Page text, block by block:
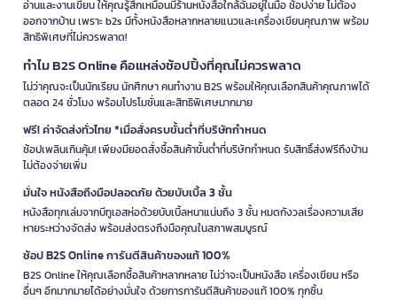
อ่านและงานเขียน ให้คุณรู้สึกเหมือนมีร้านหนังสือใกล้ฉันอยู่ในมือ ช้อปง่าย ไม่ต้อง
ออกจากบ้าน เพราะ b2s มีทั้งหนังสือหลากหลายแนวและเครื่องเขียนคุณภาพ พร้อม
สิทธิพิเศษที่ไม่ควรพลาด!
ทำไม B2S Online คือแหล่งช้อปปิ้งที่คุณไม่ควรพลาด
ไม่ว่าคุณจะเป็นนักเรียน นักศึกษา คนทำงาน B2S พร้อมให้คุณเลือกสินค้าคุณภาพได้
ตลอด 24 ชั่วโมง พร้อมโปรโมชั่นและสิทธิพิเศษมากมาย
ฟรี! ค่าจัดส่งทั่วไทย *เมื่อสั่งครบขั้นต่ำที่บริษัทกำหนด
ช้อปเพลินเกินคุ้ม! เพียงมียอดสั่งซื้อสินค้าขั้นต่ำที่บริษัทกำหนด รับสิทธิ์ส่งฟรีถึงบ้าน
ไม่ต้องจ่ายเพิ่ม
มั่นใจ หนังสือถึงมือปลอดภัย ด้วยบับเบิ้ล 3 ชั้น
หนังสือทุกเล่มจากบีทูเอสห่อด้วยบับเบิ้ลหนาแน่นถึง 3 ชั้น หมดกังวลเรื่องความเสีย
หายระหว่างจัดส่ง พร้อมส่งตรงถึงมือคุณในสภาพสมบูรณ์
ช้อป B2S Online การันตีสินค้าของแท้ 100%
B2S Online ให้คุณเลือกซื้อสินค้าหลากหลาย ไม่ว่าจะเป็นหนังสือ เครื่องเขียน หรือ
อื่นๆ อีกมากมายได้อย่างมั่นใจ ด้วยการการันตีสินค้าของแท้ 100% ทุกชิ้น